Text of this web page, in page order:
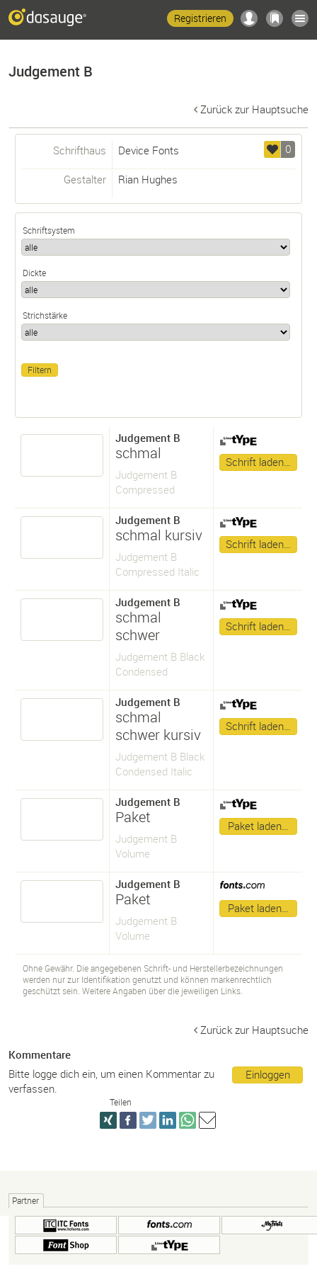
Registrieren
Judgement B
Zurück zur Hauptsuche
0
Schrifthaus Device Fonts
Gestalter Rian Hughes
Schriftsystem
Dickte
Strichstärke
Judgement B
schmal
Judgement B
Compressed
Schrift laden…
Judgement B
schmal kursiv
Judgement B
Compressed Italic
Schrift laden…
Judgement B
schmal
schwer
Judgement B Black
Condensed
Schrift laden…
Judgement B
schmal
schwer kursiv
Judgement B Black
Condensed Italic
Schrift laden…
Judgement B
Paket
Judgement B
Volume
Paket laden…
Judgement B
Paket
Judgement B
Volume
Paket laden…
Ohne Gewähr. Die angegebenen Schrift- und Herstellerbezeichnungen
werden nur zur Identifikation genutzt und können markenrechtlich
geschützt sein. Weitere Angaben über die jeweiligen Links.
Zurück zur Hauptsuche
Kommentare
Einloggen
Bitte logge dich ein, um einen Kommentar zu
verfassen.
Teilen
Partner